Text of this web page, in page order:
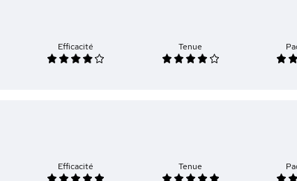
Efficacité Tenue
Efficacité Tenue